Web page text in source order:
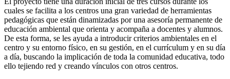
cuales se facilita a los centros una gran variedad de herramientas
pedagógicas que están dinamizadas por una asesoría permanente de
educación ambiental que orienta y acompaña a docentes y alumnos.
De esta forma, se les ayuda a introducir criterios ambientales en el
centro y su entorno físico, en su gestión, en el currículum y en su día
a día, buscando la implicación de toda la comunidad educativa, todo
ello tejiendo red y creando vínculos con otros centros.